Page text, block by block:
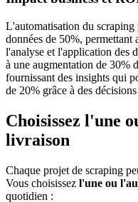
L'automatisation du scraping
données de 50%, permettant
l'analyse et l'application des
à une augmentation de 30%
fournissant des insights qui
de 20% grâce à des
Choisissez l'une
livraison
Chaque projet de scraping
Vous choisissez l'une ou
quotidien :